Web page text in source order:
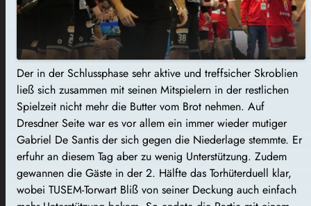
Der in der Schlussphase sehr aktive und treffsicher Skroblien
ließ sich zusammen mit seinen Mitspielern in der restlichen
Spielzeit nicht mehr die Butter vom Brot nehmen. Auf
Dresdner Seite war es vor allem ein immer wieder mutiger
Gabriel De Santis der sich gegen die Niederlage stemmte. Er
erfuhr an diesem Tag aber zu wenig Unterstützung. Zudem
gewannen die Gäste in der 2. Hälfte das Torhüterduell klar,
wobei TUSEM-Torwart Bliß von seiner Deckung auch einfach